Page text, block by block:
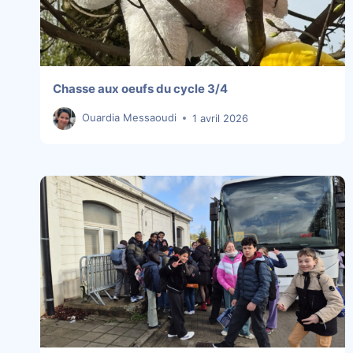
Chasse aux oeufs du cycle 3/4
Ouardia Messaoudi 1 avril 2026